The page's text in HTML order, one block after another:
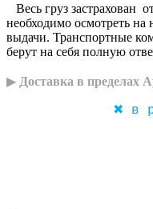
Весь груз застрахован
необходимо осмотреть на
выдачи. Транспортные
берут на себя полную
▶ Доставка в пределах
✖ в